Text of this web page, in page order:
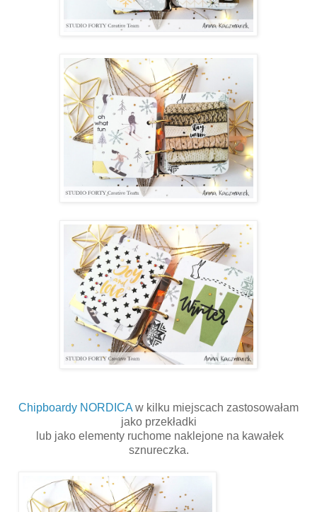
Chipboardy NORDICA w kilku miejscach zastosowałam
jako przekładki
lub jako elementy ruchome naklejone na kawałek
sznureczka.